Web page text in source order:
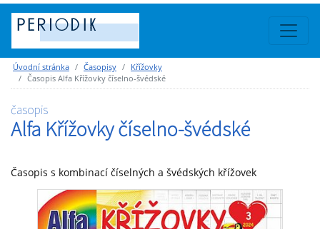
Úvodní stránka Časopisy
Křížovky
Časopis Alfa Křížovky číselno-švédské
časopis
Alfa Křížovky číselno-švédské
Časopis s kombinací číselných a švédských křížovek